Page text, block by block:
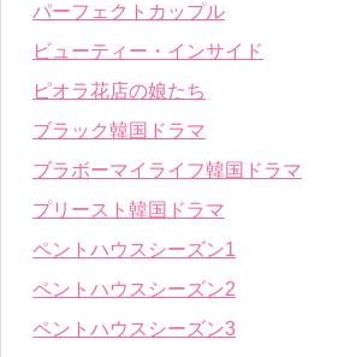
パーフェクトカップル
ビューティー・インサイド
ピオラ花店の娘たち
ブラック韓国ドラマ
ブラボーマイライフ韓国ドラマ
プリースト韓国ドラマ
ペントハウスシーズン1
ペントハウスシーズン2
ペントハウスシーズン3